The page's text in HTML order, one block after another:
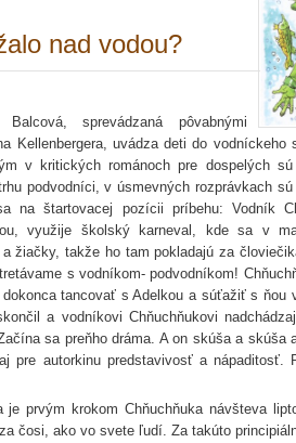
nad vodou?
sprevádzaná pôvabnými
Kellenbergera, uvádza deti do vodníckeho
v kritických románoch pre dospelých
podvodníci, v úsmevných rozprávkach
na štartovacej pozícii príbehu: Vodník
využije školský karneval, kde sa v
žiačky, takže ho tam pokladajú za
s vodníkom- podvodníkom!
tancovať s Adelkou a súťažiť s ňou
a vodníkovi Chňuchňukovi
sa preňho dráma. A on skúša a
pre autorkinu predstavivosť a nápaditosť.
je prvým krokom Chňuchňuka návšteva
čosi, ako vo svete ľudí. Za takúto